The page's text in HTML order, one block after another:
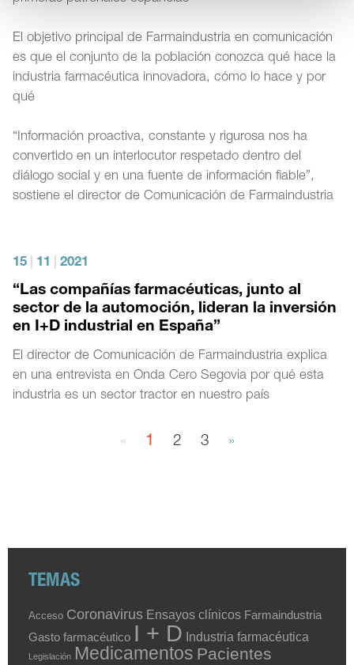
El objetivo principal de Farmaindustria en comunicación
es que el conjunto de la población conozca qué hace la
industria farmacéutica innovadora, cómo lo hace y por
qué
“Información proactiva, constante y rigurosa nos ha
convertido en un interlocutor respetado dentro del
diálogo social y en una fuente de información fiable”,
sostiene el director de Comunicación de Farmaindustria
15 11 2021
“Las compañías farmacéuticas, junto al
sector de la automoción, lideran la inversión
en I+D industrial en España”
El director de Comunicación de Farmaindustria explica
en una entrevista en Onda Cero Segovia por qué esta
industria es un sector tractor en nuestro país
« 1 2 3 »
TEMAS
Acceso Coronavirus Ensayos clínicos Farmaindustria
Gasto farmacéutico I + D Industria farmacéutica
Legislación Medicamentos Pacientes